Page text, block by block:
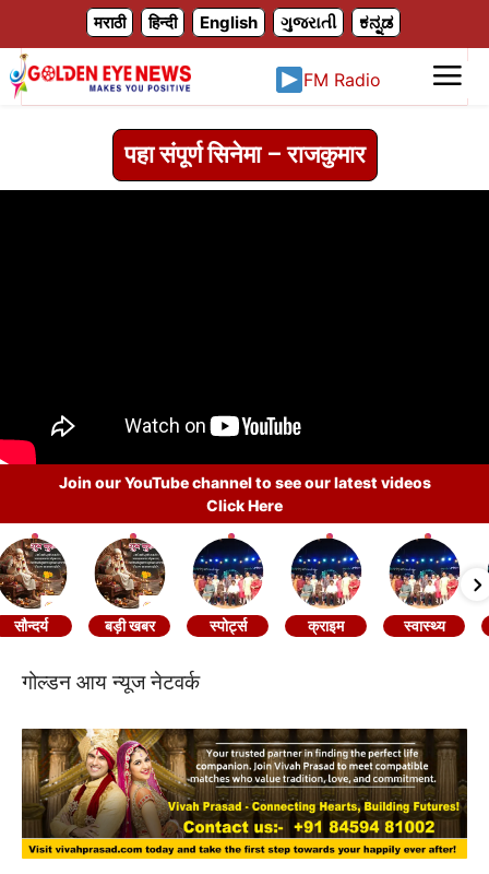
मराठी हिन्दी English ગુજરાતી ಕನ್ನಡ
FM Radio
पहा संपूर्ण सिनेमा – राजकुमार
Join our YouTube channel to see our latest videos
Click Here
सौन्दर्य बड़ी खबर स्पोर्ट्स क्राइम स्वास्थ्य
गोल्डन आय न्यूज नेटवर्क